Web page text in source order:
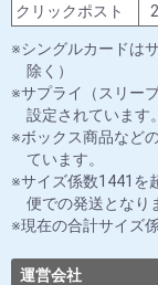
クリックポスト
シングルカードは
除く）
サプライ（スリー
設定されています。
ボックス商品など
ています。
サイズ係数1441を
便での発送となり
現在の合計サイズ
運営会社